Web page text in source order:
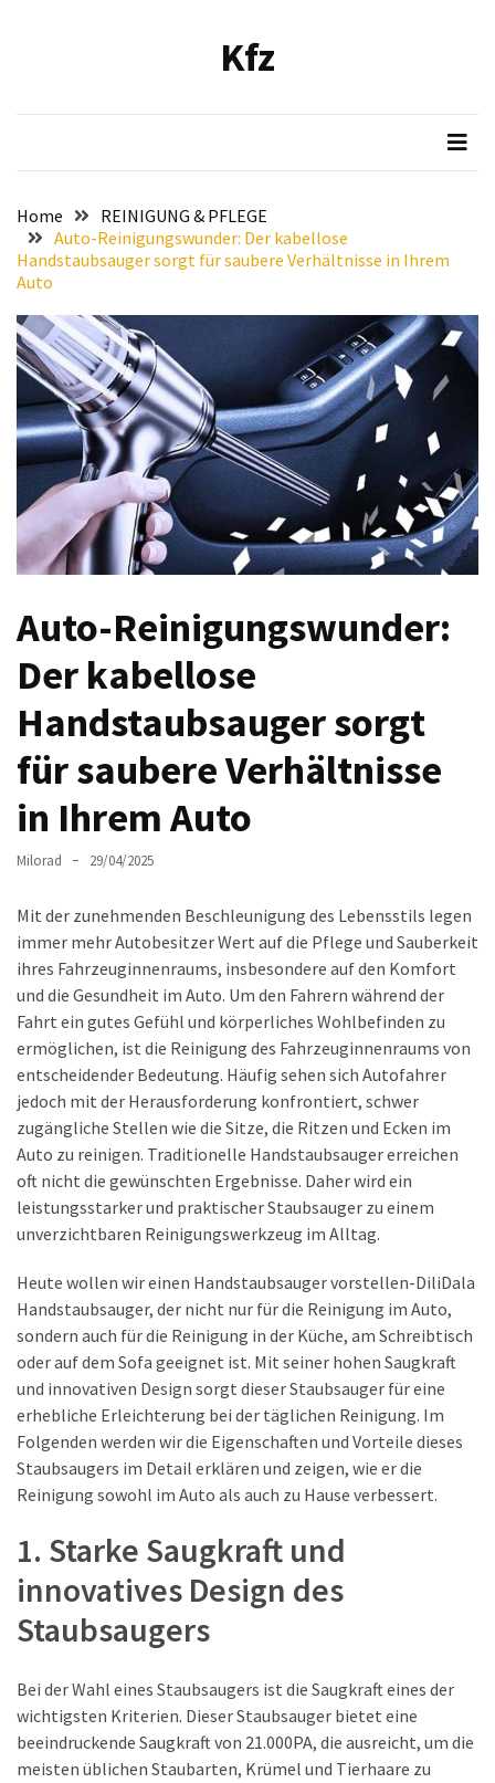
Luftqualität
Fahrzeug:
Empfehlung
und
Installationsanleitung
für
Bosch
Hochleistungs-
Luftfilter
Auto-
Reinigungsprodukte,
die
braucht:
Produkte
für
glänzende
Fahrzeuge
Kinder
sicher
im
Wie
man
den
richtigen
Kindersitz
auswählt
und
die
Sicherheit
gewährleistet
Zukunft
der
Geteilte
Mobilität
und
neue
Verkehrsmittel
Smart
Connected
Cars:
neue
im
Jahr
MOST
USED
CATEGORIES
Kfz
Home
REINIGUNG & PFLEGE
Auto-Reinigungswunder: Der kabellose
Handstaubsauger sorgt für saubere Verhältnisse in Ihrem
Auto
Auto-Reinigungswunder:
Der kabellose
Handstaubsauger sorgt
für saubere Verhältnisse
in Ihrem Auto
Milorad 29/04/2025
Mit der zunehmenden Beschleunigung des Lebensstils legen
immer mehr Autobesitzer Wert auf die Pflege und Sauberkeit
ihres Fahrzeuginnenraums, insbesondere auf den Komfort
und die Gesundheit im Auto. Um den Fahrern während der
Fahrt ein gutes Gefühl und körperliches Wohlbefinden zu
ermöglichen, ist die Reinigung des Fahrzeuginnenraums von
entscheidender Bedeutung. Häufig sehen sich Autofahrer
jedoch mit der Herausforderung konfrontiert, schwer
zugängliche Stellen wie die Sitze, die Ritzen und Ecken im
Auto zu reinigen. Traditionelle Handstaubsauger erreichen
oft nicht die gewünschten Ergebnisse. Daher wird ein
leistungsstarker und praktischer Staubsauger zu einem
unverzichtbaren Reinigungswerkzeug im Alltag.
Heute wollen wir einen Handstaubsauger vorstellen-DiliDala
Handstaubsauger, der nicht nur für die Reinigung im Auto,
sondern auch für die Reinigung in der Küche, am Schreibtisch
oder auf dem Sofa geeignet ist. Mit seiner hohen Saugkraft
und innovativen Design sorgt dieser Staubsauger für eine
erhebliche Erleichterung bei der täglichen Reinigung. Im
Folgenden werden wir die Eigenschaften und Vorteile dieses
Staubsaugers im Detail erklären und zeigen, wie er die
Reinigung sowohl im Auto als auch zu Hause verbessert.
1. Starke Saugkraft und
innovatives Design des
Staubsaugers
Bei der Wahl eines Staubsaugers ist die Saugkraft eines der
wichtigsten Kriterien. Dieser Staubsauger bietet eine
beeindruckende Saugkraft von 21.000PA, die ausreicht, um die
meisten üblichen Staubarten, Krümel und Tierhaare zu